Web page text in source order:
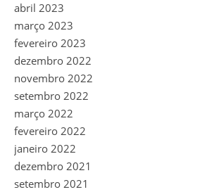
abril 2023
março 2023
fevereiro 2023
dezembro 2022
novembro 2022
setembro 2022
março 2022
fevereiro 2022
janeiro 2022
dezembro 2021
setembro 2021